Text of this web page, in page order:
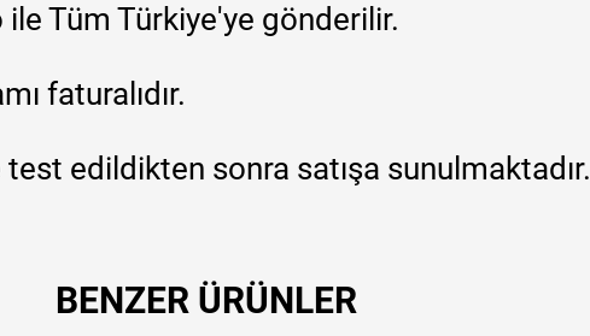
Tüm Türkiye'ye gönderilir.
faturalıdır.
edildikten sonra satışa sunulmaktadır.
BENZER ÜRÜNLER